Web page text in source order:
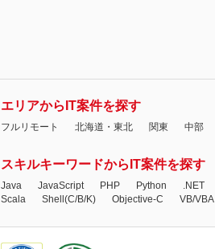
エリアからIT案件を探す
フルリモート 北海道・東北 関東 中部
スキルキーワードからIT案件を探す
Java JavaScript PHP Python .NET
Scala
Shell(C/B/K) Objective-C VB/VBA